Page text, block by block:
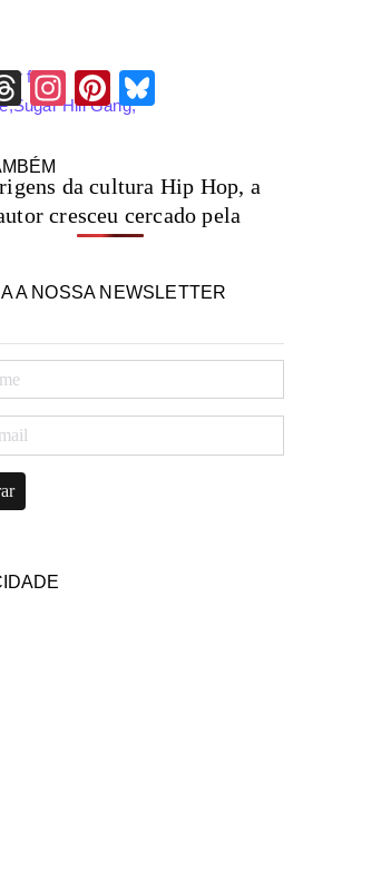
flash,
,Sugar Hill Gang,
da cultura Hip Hop, a
cresceu cercado pela
T
hr
ea
ds
In
st
ra
m
Pi
nt
es
t
y
A NOSSA NEWSLETTER